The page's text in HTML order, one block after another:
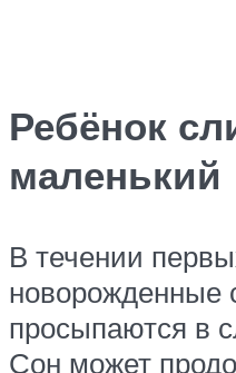
Ребёнок
маленький
В течении
новорожденные
просыпаются в
Сон может